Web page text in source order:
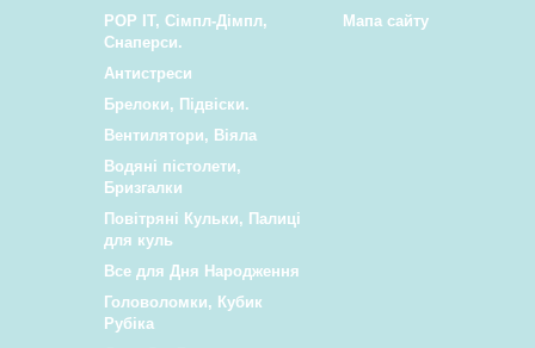
POP IT, Сімпл-Дімпл,
Снаперси.
Антистреси
Брелоки, Підвіски.
Вентилятори, Віяла
Водяні пістолети,
Бризгалки
Повітряні Кульки, Палиці
для куль
Все для Дня Народження
Головоломки, Кубик
Рубіка
Мапа сайту